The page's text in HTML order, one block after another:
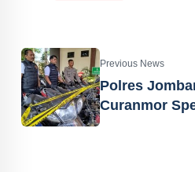
Previous News
Polres
Curanmor